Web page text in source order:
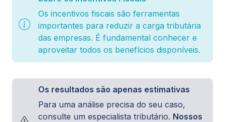
Os incentivos fiscais são ferramentas
importantes para reduzir a carga tributária
das empresas. É fundamental conhecer e
aproveitar todos os benefícios disponíveis.
Os resultados são apenas estimativas
Para uma análise precisa do seu caso,
consulte um especialista tributário. Nossos